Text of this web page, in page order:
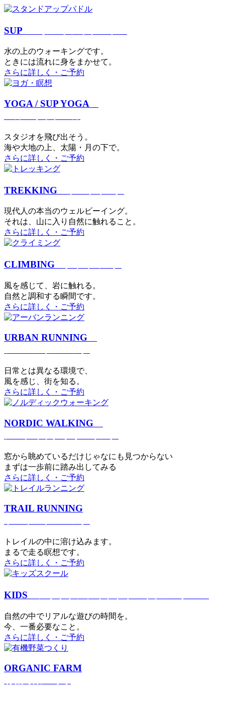
SUP
⽔の上のウォーキングです。
ときには流れに身をまかせて。
さらに詳しく・ご予約
YOGA / SUP YOGA
スタジオを⾶び出そう。
海や大地の上、太陽・⽉の下で。
さらに詳しく・ご予約
TREKKING
現代⼈の本当のウェルビーイング。
それは、⼭に⼊り⾃然に触れること。
さらに詳しく・ご予約
CLIMBING
⾵を感じて、岩に触れる。
⾃然と調和する瞬間です。
さらに詳しく・ご予約
URBAN RUNNING
日常とは異なる環境で、
風を感じ、街を知る。
さらに詳しく・ご予約
NORDIC WALKING
窓から眺めているだけじゃなにも見つからない
まずは一歩前に踏み出してみる
さらに詳しく・ご予約
TRAIL RUNNING
トレイルの中に溶け込みます。
まるで⾛る瞑想です。
さらに詳しく・ご予約
KIDS
⾃然の中でリアルな遊びの時間を。
今、⼀番必要なこと。
さらに詳しく・ご予約
ORGANIC FARM